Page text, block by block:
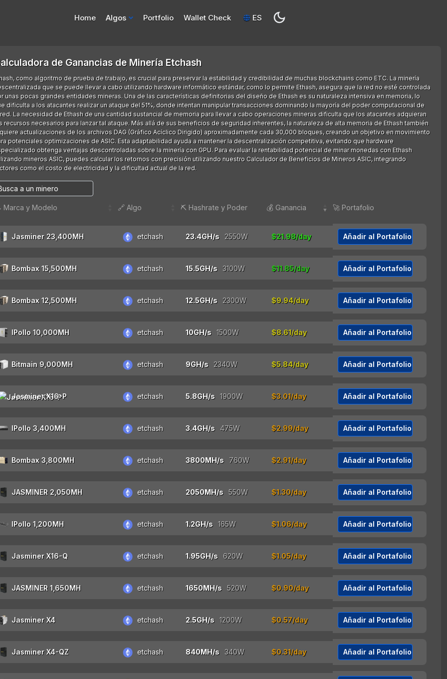
Home Algos Portfolio Wallet Check ES
de Ganancias de Minería Etchash
como algoritmo de prueba de trabajo, es crucial para preservar la estabilidad y credibilidad de muchas blockchains como ETC. La minería
que se puede llevar a cabo utilizando hardware informático estándar, como lo permite Ethash, asegura que la red no esté controlada
unas pocas grandes entidades mineras. Una de las características definitorias del diseño de Ethash es su naturaleza intensiva en memoria, lo
dificulta a los atacantes realizar un ataque del 51%, donde intentan manipular transacciones dominando la mayoría del poder computacional de
La necesidad de Ethash de una cantidad sustancial de memoria para llevar a cabo operaciones mineras dificulta que los atacantes adquieran
recursos necesarios para lanzar tal ataque. Más allá de sus beneficios de seguridad inherentes, la naturaleza de alta memoria de Ethash también
actualizaciones de los archivos DAG (Gráfico Acíclico Dirigido) aproximadamente cada 30,000 bloques, creando un objetivo en movimiento
potenciales optimizaciones de ASIC. Esta adaptabilidad ayuda a mantener la descentralización competitiva, evitando que hardware
obtenga ventajas descontroladas sobre la minería con GPU. Para evaluar la rentabilidad potencial de minar monedas con Ethash
mineros ASIC, puedes calcular los retornos con precisión utilizando nuestro Calculador de Beneficios de Mineros ASIC, integrando
como el costo de electricidad y la dificultad actual de la red.
y Modelo 🔗 Algo ⛏️ Hashrate y Poder 💰 Ganancia 🚀 Portafolio
Jasminer 23,400MH etchash $21.98/day Añadir al Portafolio
Bombax 15,500MH etchash $11.85/day Añadir al Portafolio
Bombax 12,500MH etchash $9.94/day Añadir al Portafolio
IPollo 10,000MH etchash $8.61/day Añadir al Portafolio
Bitmain 9,000MH etchash $5.84/day Añadir al Portafolio
Jasminer X16-P etchash $3.01/day Añadir al Portafolio
IPollo 3,400MH etchash $2.99/day Añadir al Portafolio
Bombax 3,800MH etchash $2.91/day Añadir al Portafolio
JASMINER 2,050MH etchash $1.30/day Añadir al Portafolio
IPollo 1,200MH etchash $1.06/day Añadir al Portafolio
Jasminer X16-Q etchash $1.05/day Añadir al Portafolio
JASMINER 1,650MH etchash $0.90/day Añadir al Portafolio
Jasminer X4 etchash $0.57/day Añadir al Portafolio
Jasminer X4-QZ etchash $0.31/day Añadir al Portafolio